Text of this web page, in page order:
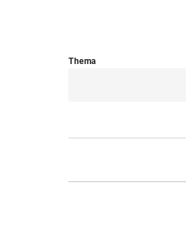
Thema